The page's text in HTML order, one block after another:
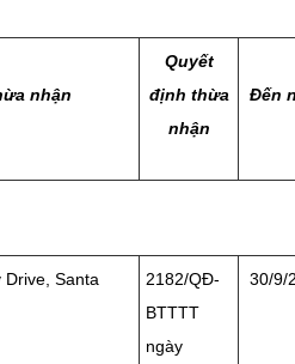
nhận
Quyết
định thừa
nhận
Đến
Drive, Santa
2182/QĐ-
BTTTT
ngày
30/9/